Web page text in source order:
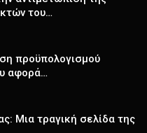
του…
προϋπολογισμού
αφορά…
Μια τραγική σελίδα της